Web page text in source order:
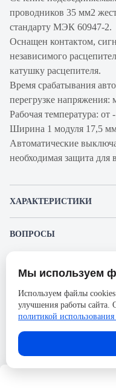
проводников 35 мм2
стандарту МЭК 60947-2.
Оснащен контактом,
независимого
катушку расцепителя.
Время срабатывания
перегрузке напряжения:
Рабочая температура: от
Ширина 1 модуля
Автоматические
необходимая защита для
ХАРАКТЕРИСТИКИ
Производитель
Серия
Номинальный ток
Напряжение, В
Количество полюсов
ВОПРОСЫ
Пожалуйста,
возможность
Представленные изображения и
без предварительного
ответственности в случае не
размещённым в карточке товара.
Мы используем
Используем файлы
улучшения работы сайта.
политикой использования